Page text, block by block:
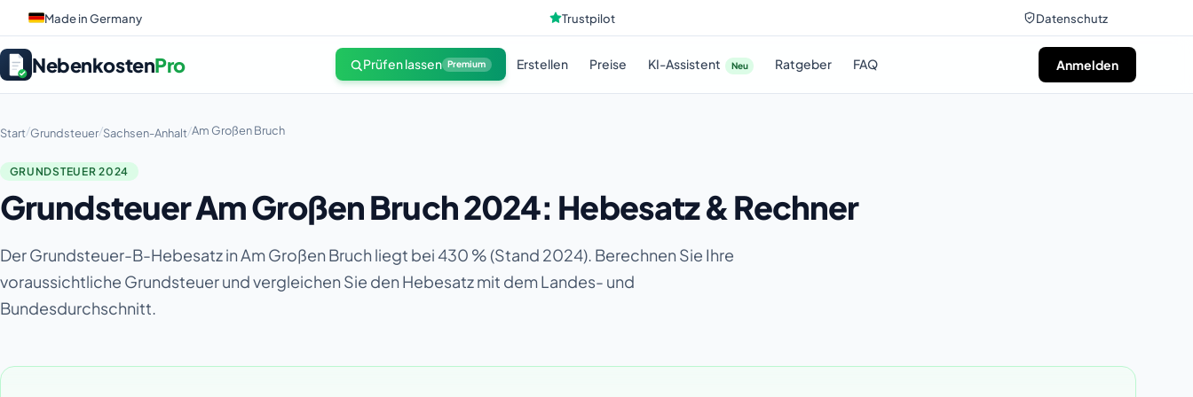
Made in Germany Trustpilot Datenschutz
NebenkostenPro Prüfen lassen Premium Erstellen Preise KI-Assistent Neu Ratgeber FAQ Anmelden
Start/Grundsteuer/Sachsen-Anhalt/Am Großen Bruch
GRUNDSTEUER 2024
Grundsteuer Am Großen Bruch 2024: Hebesatz & Rechner
Der Grundsteuer-B-Hebesatz in Am Großen Bruch liegt bei 430 % (Stand 2024). Berechnen Sie Ihre
voraussichtliche Grundsteuer und vergleichen Sie den Hebesatz mit dem Landes- und
Bundesdurchschnitt.